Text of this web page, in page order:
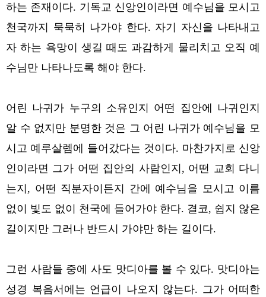
하는 존재이다. 기독교 신앙인이라면 예수님을 모시고
천국까지 묵묵히 나가야 한다. 자기 자신을 나타내고
자 하는 욕망이 생길 때도 과감하게 물리치고 오직 예
수님만 나타나도록 해야 한다.
어린 나귀가 누구의 소유인지 어떤 집안에 나귀인지
알 수 없지만 분명한 것은 그 어린 나귀가 예수님을 모
시고 예루살렘에 들어갔다는 것이다. 마찬가지로 신앙
인이라면 그가 어떤 집안의 사람인지, 어떤 교회 다니
는지, 어떤 직분자이든지 간에 예수님을 모시고 이름
없이 빛도 없이 천국에 들어가야 한다. 결코, 쉽지 않은
길이지만 그러나 반드시 가야만 하는 길이다.
그런 사람들 중에 사도 맛디아를 볼 수 있다. 맛디아는
성경 복음서에는 언급이 나오지 않는다. 그가 어떠한